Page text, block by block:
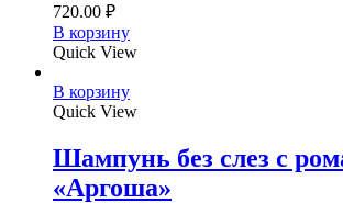
720.00 ₽
В корзину
Quick View
В корзину
Quick View
Шампунь без слез с
«Аргоша»